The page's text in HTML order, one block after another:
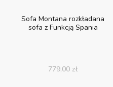
Sofa Montana rozkładana
sofa z Funkcją Spania
779,00 zł